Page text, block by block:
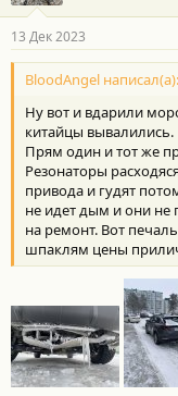
13 Дек 2023
BloodAngel написал(а):
Ну вот и вдарили
китайцы вывалились.
Прям один и тот же
Резонаторы
привода и гудят
не идет дым и они не
на ремонт. Вот
шпаклям цены